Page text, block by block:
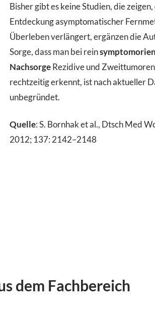
Bisher gibt es keine Studien, die
Entdeckung asymptomatischer
Überleben verlängert, ergänzen die
Sorge, dass man bei rein
Nachsorge Rezidive und
rechtzeitig erkennt, ist nach aktueller
unbegründet.
Quelle: S. Bornhak et al., Dtsch Med
2012; 137: 2142–2148
dem Fachbereich